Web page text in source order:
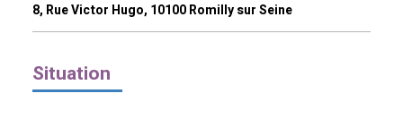
8, Rue Victor Hugo, 10100 Romilly sur Seine
Situation